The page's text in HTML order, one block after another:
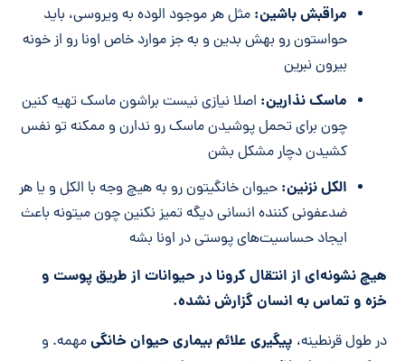
مراقبش باشین: مثل هر موجود الوده به ویروسی، باید
حواستون رو بهش بدین و به جز موارد خاص اونا رو از خونه
بیرون نبرین
ماسک نذارین: اصلا نیازی نیست براشون ماسک تهیه کنین
چون برای تحمل پوشیدن ماسک رو ندارن و ممکنه تو نفس
کشیدن دچار مشکل بشن
الکل نزنین: حیوان خانگیتون رو به هیچ وجه با الکل و یا هر
ضدعفونی کننده انسانی دیگه تمیز نکنین چون میتونه باعث
ایجاد حساسیت‌های پوستی در اونا بشه
هیچ نشونه‌ای از انتقال کرونا در حیوانات از طریق پوست و
خزه و تماس به انسان گزارش نشده.
در طول قرنطینه، پیگیری علائم بیماری حیوان خانگیمهمه. و